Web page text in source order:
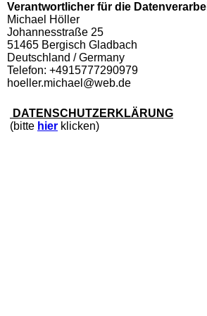
Verantwortlicher für die
Michael Höller
Johannesstraße 25
51465 Bergisch Gladbach
Deutschland / Germany
Telefon: +4915777290979
hoeller.michael@web.de
DATENSCHUTZERKLÄRUNG
(bitte hier klicken)